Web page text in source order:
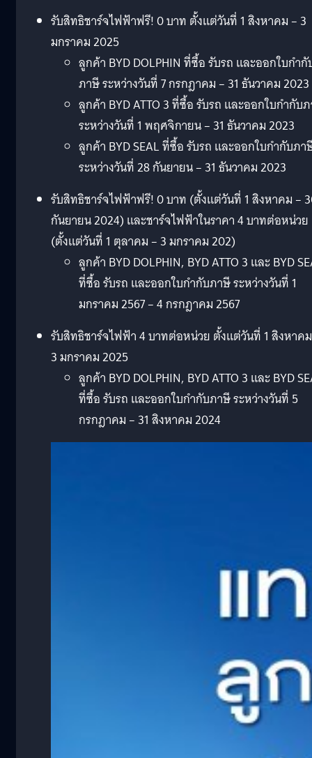
รับสิทธิชาร์จไฟฟ้าฟรี! 0 บาท ตั้งแต่วันที่ 1 สิงหาคม – 3
มกราคม 2025
ลูกค้า BYD DOLPHIN ที่ซื้อ รับรถ และออกใบกำกั
ภาษี ระหว่างวันที่ 7 กรกฎาคม – 31 ธันวาคม 2023
ลูกค้า BYD ATTO 3 ที่ซื้อ รับรถ และออกใบกำกับ
ระหว่างวันที่ 1 พฤศจิกายน – 31 ธันวาคม 2023
ลูกค้า BYD SEAL ที่ซื้อ รับรถ และออกใบกำกับภา
ระหว่างวันที่ 28 กันยายน – 31 ธันวาคม 2023
รับสิทธิชาร์จไฟฟ้าฟรี! 0 บาท (ตั้งแต่วันที่ 1 สิงหาคม –
กันยายน 2024) และชาร์จไฟฟ้าในราคา 4 บาทต่อหน่วย
(ตั้งแต่วันที่ 1 ตุลาคม – 3 มกราคม 202)
ลูกค้า BYD DOLPHIN, BYD ATTO 3 และ BYD
ที่ซื้อ รับรถ และออกใบกำกับภาษี ระหว่างวันที่ 1
มกราคม 2567 – 4 กรกฎาคม 2567
รับสิทธิชาร์จไฟฟ้า 4 บาทต่อหน่วย ตั้งแต่วันที่ 1 สิงหาค
3 มกราคม 2025
ลูกค้า BYD DOLPHIN, BYD ATTO 3 และ BYD
ที่ซื้อ รับรถ และออกใบกำกับภาษี ระหว่างวันที่ 5
กรกฎาคม – 31 สิงหาคม 2024